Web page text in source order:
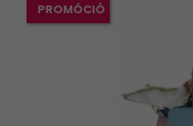
PROMÓCIÓ